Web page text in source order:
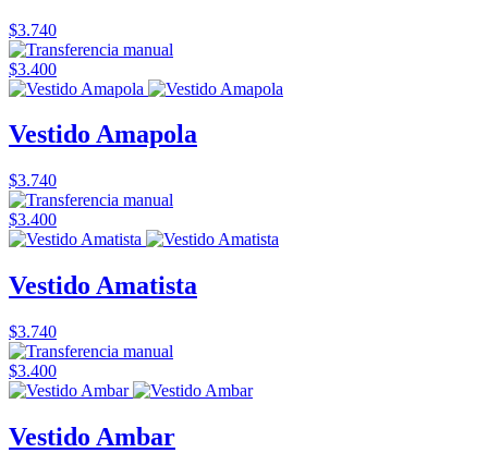
$3.740
$3.400
Vestido Amapola
$3.740
$3.400
Vestido Amatista
$3.740
$3.400
Vestido Ambar